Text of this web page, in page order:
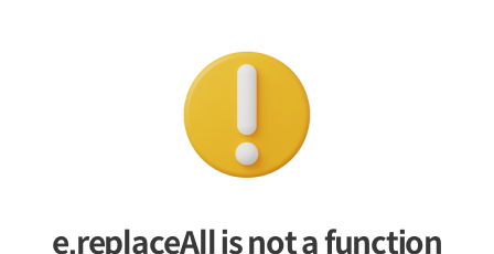
e.replaceAll is not a function